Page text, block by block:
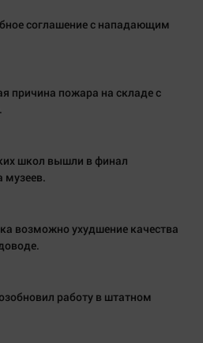
соглашение с нападающим
причина пожара на складе с
школ вышли в финал
музеев.
возможно ухудшение качества
работу в штатном